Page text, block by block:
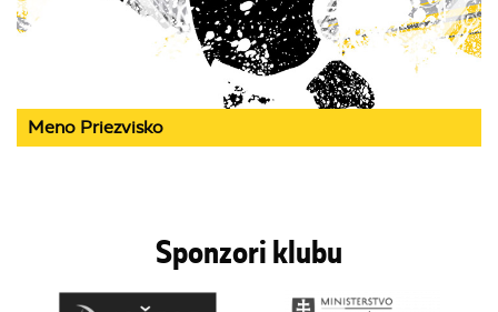
Meno Priezvisko
Sponzori klubu